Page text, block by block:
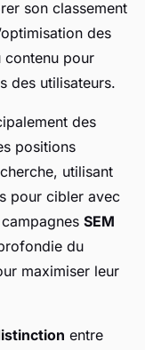
son classement
des
contenu pour
des utilisateurs.
des
positions
utilisant
pour cibler avec
SEM
du
maximiser leur
entre